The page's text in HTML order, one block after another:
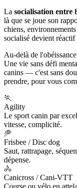
La socialisation entre
là que se joue son
chiens,
socialisé devient
Au-delà de
Une vie sans défi
canins — c'est sans
prendre, pour vous
🏃
Agility
Le sport canin par
vitesse, complicité.
🥏
Frisbee / Disc dog
Saut, rattrapage,
dépense.
🚴
Canicross / Cani-VTT